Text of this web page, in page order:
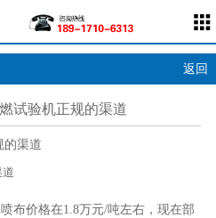
返回
试验机正规的渠道
布价格在1.8万元/吨左右，现在部